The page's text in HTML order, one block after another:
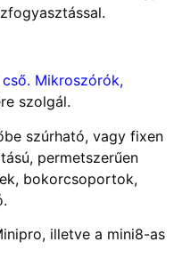
Mikroszórók,
szolgál.
szúrható, vagy fixen
permetszerűen
bokorcsoportok,
illetve a mini8-as